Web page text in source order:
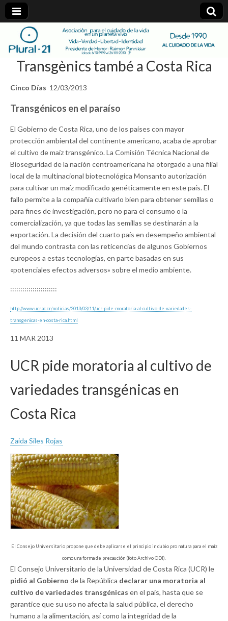
plural-
21.org
Transgènics també a Costa Rica
Cinco Días 12/03/2013
Transgénicos en el paraíso
El Gobierno de Costa Rica, uno de los países con mayor
protección ambiental del continente americano, acaba de aprobar
el cultivo de maíz transgénico. La Comisión Técnica Nacional de
Bioseguridad de la nación centroamericana ha otorgado a una filial
local de la multinacional biotecnológica Monsanto autorización
para cultivar un maíz modificado genéticamente en este país. El
fallo permite a la compañía cultivarlo bien para obtener semillas o
para fines de investigación, pero no para el consumo o la
comercialización, ya que todas las semillas se destinarán a la
exportación. La decisión del cuarto país en desempeño ambiental
del mundo contrasta con las reticencias de algunos Gobiernos
europeos a estas tecnologías, en parte basadas en sus
«potenciales efectos adversos» sobre el medio ambiente.
:::::::::::::::::::::::
http://www.ucr.ac.cr/noticias/2013/03/11/ucr-pide-moratoria-al-cultivo-de-variedades-
transgenicas-en-costa-rica. html
11 MAR 2013
UCR pide moratoria al cultivo de
variedades transgénicas en
Costa Rica
Zaida Siles Rojas
El Consejo Universitario propone que debe aplicarse el principio in dubio pro natura para el maíz
como una forma de precaución (foto Archivo ODI).
El Consejo Universitario de la Universidad de Costa Rica (UCR) le
pidió al Gobierno de la República declarar una moratoria al
cultivo de variedades transgénicas en el país, hasta que se
garantice que su uso no afecta la salud pública, el derecho
humano a la alimentación, así como la integridad de la